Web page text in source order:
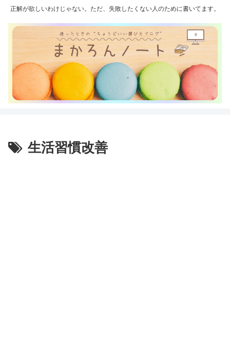
正解が欲しいわけじゃない。ただ、失敗したくない人のために書いてます。
生活習慣改善